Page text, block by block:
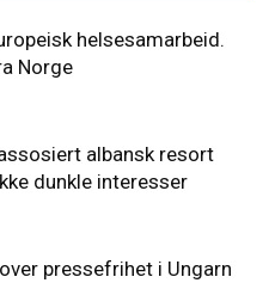
helsesamarbeid.
Norge
albansk resort
dunkle interesser
pressefrihet i Ungarn